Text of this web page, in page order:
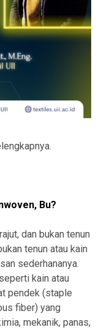
Bu?
dan bukan tenun
tenun atau kain
sederhananya.
kain atau
pendek (staple
fiber) yang
mekanik, panas,